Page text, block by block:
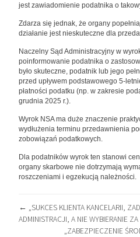
jest zawiadomienie podatnika o
Zdarza się jednak, że organy
działanie jest nieskuteczne dla
Naczelny Sąd Administracyjny w
poinformowanie podatnika o
było skuteczne, podatnik lub jego
przed upływem podstawowego 5-
płatności podatku (np. w zakresie
grudnia 2025 r.).
Wyrok NSA ma duże znaczenie
wydłużenia terminu przedawnienia
zobowiązań podatkowych.
Dla podatników wyrok ten stanowi
organy skarbowe nie dotrzymają
roszczeniami i egzekucją należności.
NAWIGACJA
WPISU
← „SUKCES KLIENTA KANCELARII,
ADMINISTRACJI, A NIE WYBIERANIE
„ZABEZPIECZENIE